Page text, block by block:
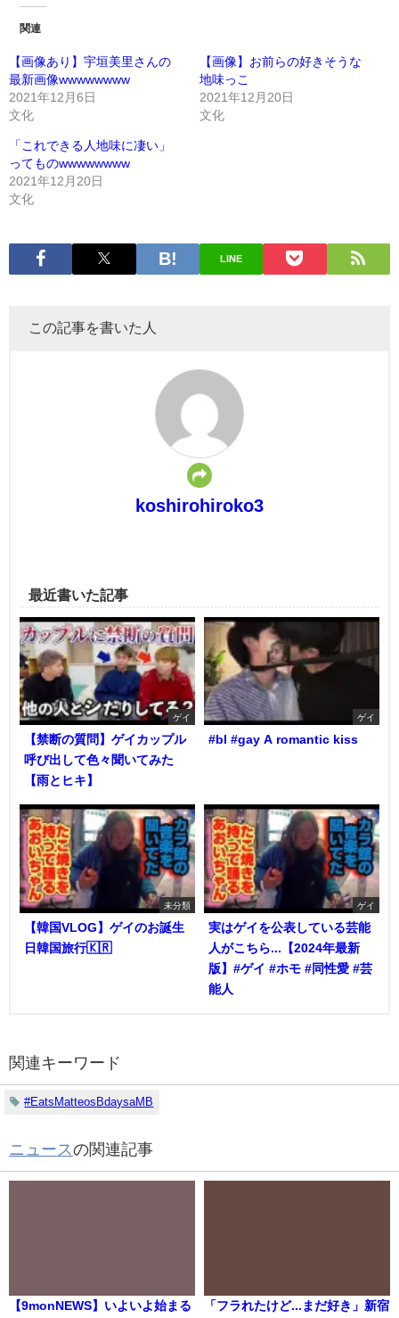
関連
【画像あり】宇垣美里さんの
最新画像wwwwwwww
2021年12月6日
文化
【画像】お前らの好きそうな
地味っこ
2021年12月20日
文化
「これできる人地味に凄い」
ってものwwwwwwww
2021年12月20日
文化
LINE
この記事を書いた人
koshirohiroko3
最近書いた記事
ゲイ
【禁断の質問】ゲイカップル
呼び出して色々聞いてみた
【雨とヒキ】
ゲイ
#bl #gay A romantic kiss
未分類
【韓国VLOG】ゲイのお誕生
日韓国旅行🇰🇷
ゲイ
実はゲイを公表している芸能
人がこちら...【2024年最新
版】#ゲイ #ホモ #同性愛 #芸
能人
関連キーワード
#EatsMatteosBdaysaMB
ニュースの関連記事
【9monNEWS】いよいよ始まる
「フラれたけど...まだ好き」新宿